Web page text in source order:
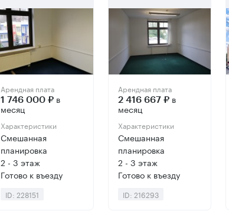
Арендная плата
1 746 000 ₽ в
месяц
Характеристики
Смешанная
планировка
2 - 3 этаж
Готово к въезду
ID: 228151
Арендная плата
2 416 667 ₽в
месяц
Характеристики
Смешанная
планировка
2 - 3 этаж
Готово к въезду
ID: 216293